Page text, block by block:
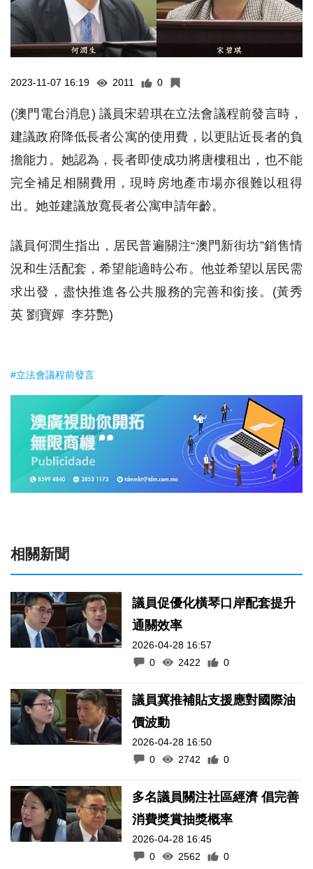
2023-11-07 16:19 2011 0
(澳門電台消息) 議員宋碧琪在立法會議程前發言時，
建議政府降低長者公寓的使用費，以更貼近長者的負
擔能力。她認為，長者即使成功將唐樓租出，也不能
完全補足相關費用，現時房地產市場亦很難以租得
出。她並建議放寬長者公寓申請年齡。
議員何潤生指出，居民普遍關注“澳門新街坊”銷售情
況和生活配套，希望能適時公布。他並希望以居民需
求出發，盡快推進各公共服務的完善和銜接。(黃秀
英 劉寶嬋 李芬艷)
#立法會議程前發言
相關新聞
議員促優化橫琴口岸配套提升
通關效率
2026-04-28 16:57
0
2422 0
議員冀推補貼支援應對國際油
價波動
2026-04-28 16:50
0
2742 0
多名議員關注社區經濟 倡完善
消費獎賞抽獎概率
2026-04-28 16:45
0
2562 0